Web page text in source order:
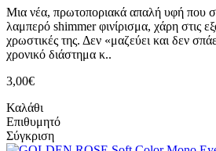
Μια νέα, πρωτοποριακά απαλή υφή που
λαμπερό shimmer φινίρισμα, χάρη στις
χρωστικές της. Δεν «μαζεύει και δεν
χρονικό διάστημα κ..
3,00€
Καλάθι
Επιθυμητό
Σύγκριση